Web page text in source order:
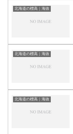
北海道の標高｜海抜
北海道の標高｜海抜
北海道の標高｜海抜